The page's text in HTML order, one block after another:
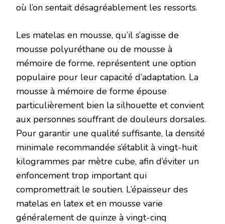
où l’on sentait désagréablement les ressorts.
Les matelas en mousse, qu’il s’agisse de
mousse polyuréthane ou de mousse à
mémoire de forme, représentent une option
populaire pour leur capacité d’adaptation. La
mousse à mémoire de forme épouse
particulièrement bien la silhouette et convient
aux personnes souffrant de douleurs dorsales.
Pour garantir une qualité suffisante, la densité
minimale recommandée s’établit à vingt-huit
kilogrammes par mètre cube, afin d’éviter un
enfoncement trop important qui
compromettrait le soutien. L’épaisseur des
matelas en latex et en mousse varie
généralement de quinze à vingt-cinq